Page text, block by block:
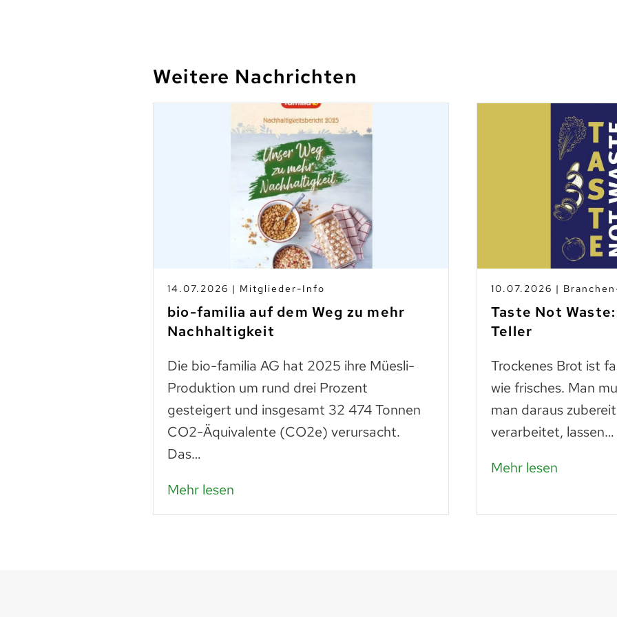
Weitere Nachrichten
14.07.2026 | Mitglieder-Info
bio-familia auf dem Weg zu mehr
Nachhaltigkeit
Die bio-familia AG hat 2025 ihre Müesli-
Produktion um rund drei Prozent
gesteigert und insgesamt 32 474 Tonnen
CO2-Äquivalente (CO2e) verursacht.
Das…
Mehr lesen
10.07.2026 |
Taste Not
Teller
Trockenes Brot ist
wie frisches. Man
man daraus
verarbeitet, lassen…
Mehr lesen